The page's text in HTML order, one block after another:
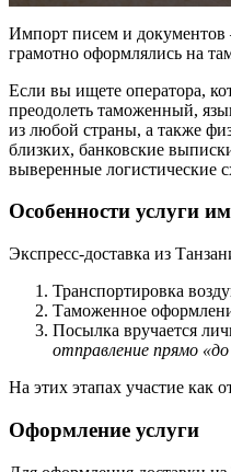
Импорт писем и документов
грамотно оформлялись на
Если вы ищете оператора,
преодолеть таможенный,
из любой страны, а также
близких, банковские
выверенные логистические
Особенности услуги
Экспресс-доставка из
Транспортировка
Таможенное
Посылка вручается
отправление прямо «до
На этих этапах участие как
Оформление услуги